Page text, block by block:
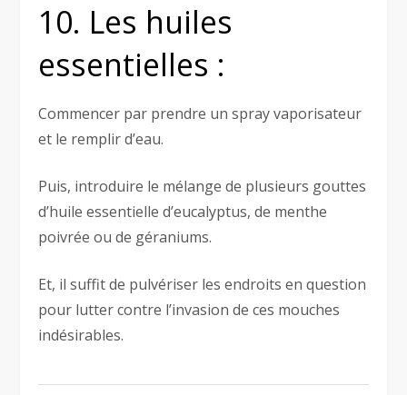
10. Les huiles
essentielles :
Commencer par prendre un spray vaporisateur
et le remplir d’eau.
Puis, introduire le mélange de plusieurs gouttes
d’huile essentielle d’eucalyptus, de menthe
poivrée ou de géraniums.
Et, il suffit de pulvériser les endroits en question
pour lutter contre l’invasion de ces mouches
indésirables.